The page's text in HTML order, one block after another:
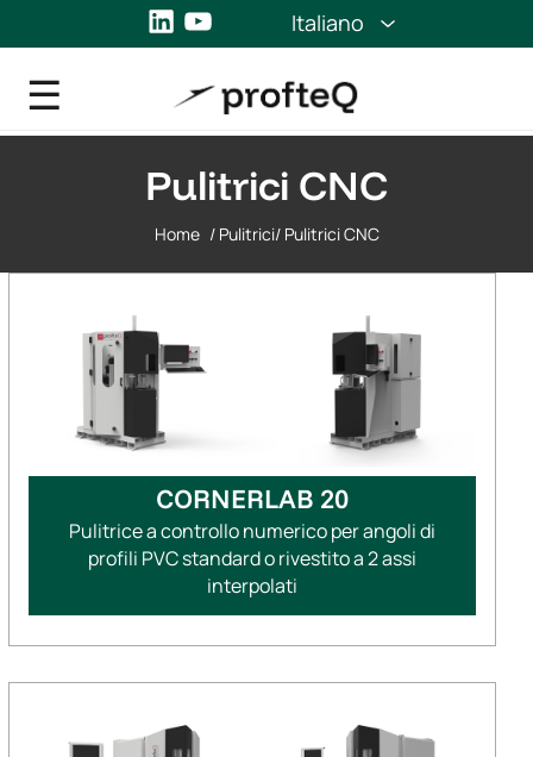
LinkedIn
YouTubeItaliano
Pulitrici CNC
Home / Pulitrici/ Pulitrici CNC
CORNERLAB 20
Pulitrice a controllo numerico per angoli di
profili PVC standard o rivestito a 2 assi
interpolati